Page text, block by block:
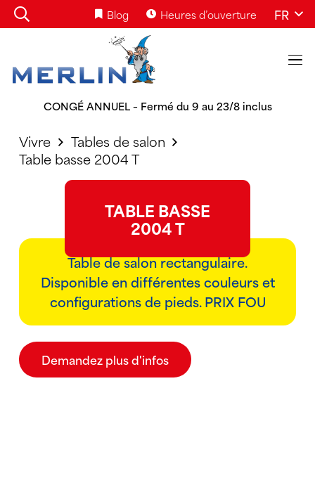
Blog Heures d’ouverture FR
CONGÉ ANNUEL – Fermé du 9 au 23/8 inclus
Vivre
Tables de salon
Table basse 2004 T
TABLE BASSE
2004 T
Table de salon rectangulaire.
Disponible en différentes couleurs et
configurations de pieds. PRIX FOU
Demandez plus d'infos